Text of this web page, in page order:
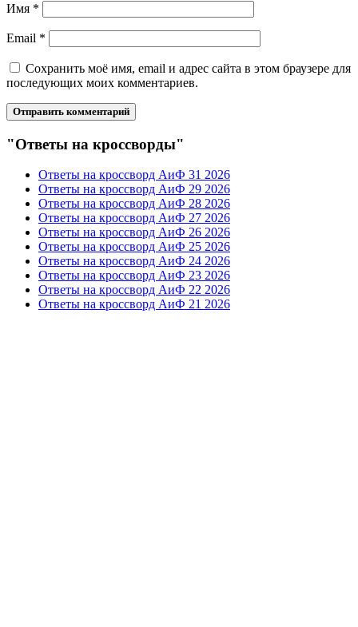
Имя *
Email *
Сохранить моё имя, email и адрес сайта в этом браузере для
последующих моих комментариев.
"Ответы на кроссворды"
Ответы на кроссворд АиФ 31 2026
Ответы на кроссворд АиФ 29 2026
Ответы на кроссворд АиФ 28 2026
Ответы на кроссворд АиФ 27 2026
Ответы на кроссворд АиФ 26 2026
Ответы на кроссворд АиФ 25 2026
Ответы на кроссворд АиФ 24 2026
Ответы на кроссворд АиФ 23 2026
Ответы на кроссворд АиФ 22 2026
Ответы на кроссворд АиФ 21 2026